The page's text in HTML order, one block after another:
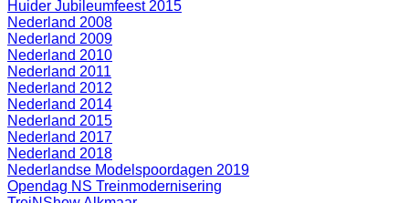
Huider Jubileumfeest 2015
Nederland 2008
Nederland 2009
Nederland 2010
Nederland 2011
Nederland 2012
Nederland 2014
Nederland 2015
Nederland 2017
Nederland 2018
Nederlandse Modelspoordagen 2019
Opendag NS Treinmodernisering